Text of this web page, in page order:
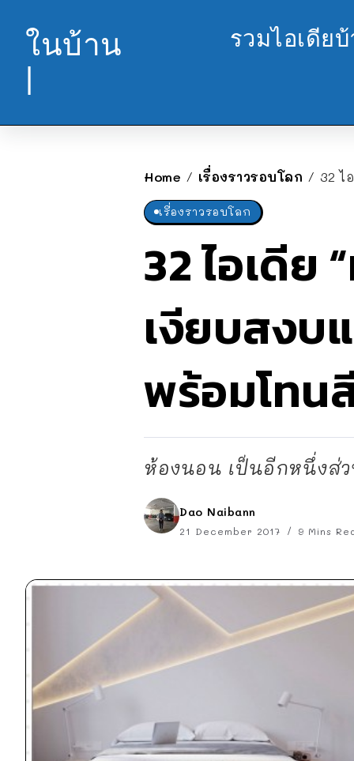
ในบ้าน
|
รวมไอเดีย
Home / เรื่องราวรอบโลก / 32 ไ
เรื่องราวรอบโลก
32 ไอเดีย
เงียบสงบ
พร้อมโทน
ห้องนอน เป็นอีกหนึ่งส่ว
Dao Naibann
21 December 2017 9 Mins